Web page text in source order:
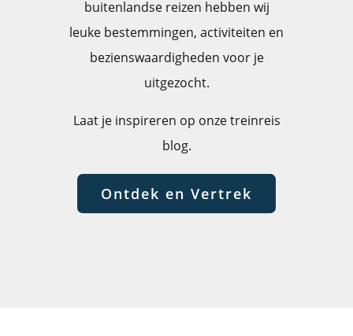
buitenlandse reizen hebben wij
leuke bestemmingen, activiteiten en
bezienswaardigheden voor je
uitgezocht.
Laat je inspireren op onze treinreis
blog.
Ontdek en Vertrek